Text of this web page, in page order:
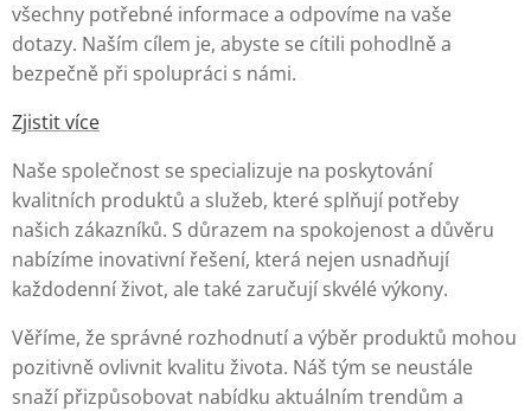
všechny potřebné informace a odpovíme na vaše
dotazy. Naším cílem je, abyste se cítili pohodlně a
bezpečně při spolupráci s námi.
Zjistit více
Naše společnost se specializuje na poskytování
kvalitních produktů a služeb, které splňují potřeby
našich zákazníků. S důrazem na spokojenost a důvěru
nabízíme inovativní řešení, která nejen usnadňují
každodenní život, ale také zaručují skvélé výkony.
Věříme, že správné rozhodnutí a výběr produktů mohou
pozitivně ovlivnit kvalitu života. Náš tým se neustále
snaží přizpůsobovat nabídku aktuálním trendům a